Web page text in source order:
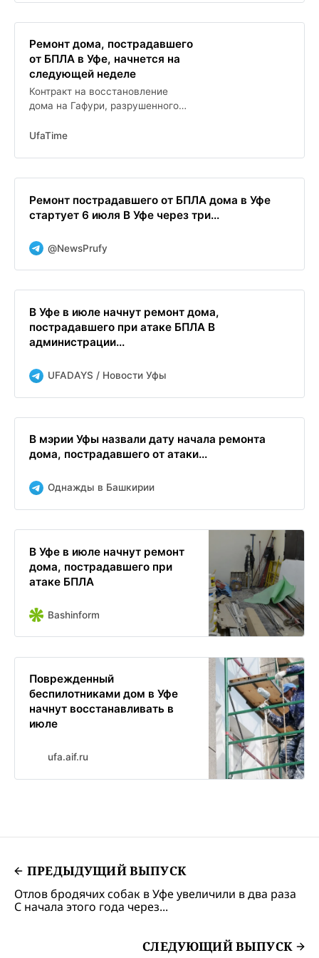
Ремонт дома, пострадавшего
от БПЛА в Уфе, начнется на
следующей неделе
Контракт на восстановление
дома на Гафури, разрушенного
UfaTime
Ремонт пострадавшего от БПЛА дома в Уфе
стартует 6 июля В Уфе через три...
@NewsPrufy
В Уфе в июле начнут ремонт дома,
пострадавшего при атаке БПЛА В
администрации...
UFADAYS / Новости Уфы
В мэрии Уфы назвали дату начала ремонта
дома, пострадавшего от атаки...
Однажды в Башкирии
В Уфе в июле начнут ремонт
дома, пострадавшего при
атаке БПЛА
Bashinform
Поврежденный
беспилотниками дом в Уфе
начнут восстанавливать в
июле
ufa.aif.ru
ПРЕДЫДУЩИЙ ВЫПУСК
Отлов бродячих собак в Уфе увеличили в два раза
С начала этого года через...
СЛЕДУЮЩИЙ ВЫПУСК